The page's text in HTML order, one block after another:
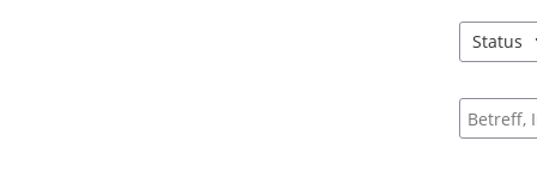
Status
Suche